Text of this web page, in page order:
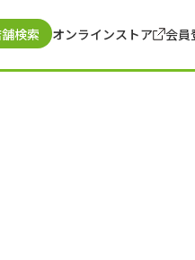
検索 オンラインストア 会員